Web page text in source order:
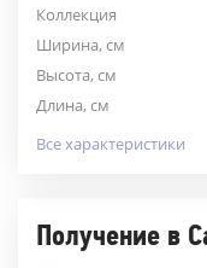
Коллекция
Ширина, см
Высота, см
Длина, см
Все характеристики
Получение в